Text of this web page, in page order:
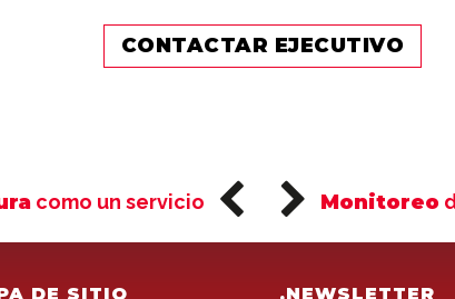
CONTACTAR EJECUTIVO
como un servicio Monitoreo
DE SITIO .NEWSLETTER